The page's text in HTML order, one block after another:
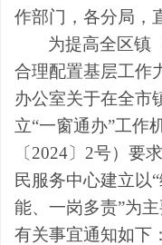
作部门 ，各分局，
为提高全区镇
合理配置基层工作
办公室关于在全市
立“一窗通办”工作
〔 2024〕 2号）要
民服务中心建立以“
能、一岗多责”为
有关事宜通知如下：